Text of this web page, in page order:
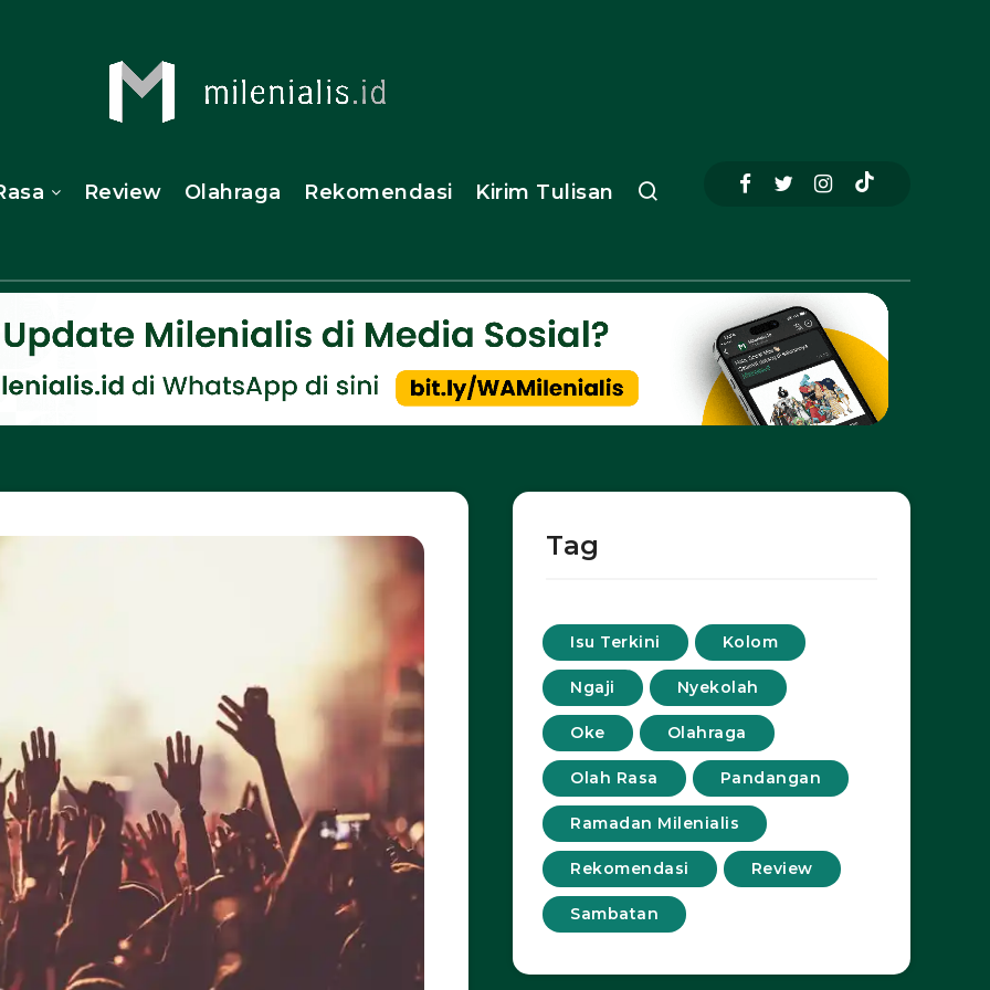
Review Olahraga Rekomendasi Kirim Tulisan
Tag
Isu Terkini Kolom
Ngaji Nyekolah
Oke Olahraga
Olah Rasa Pandangan
Ramadan Milenialis
Rekomendasi Review
Sambatan